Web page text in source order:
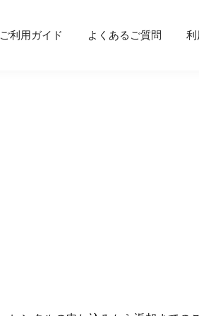
ご利用ガイド よくあるご質問 利